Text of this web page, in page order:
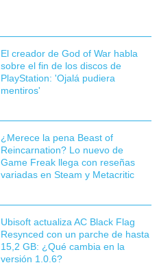
El creador de God of War habla
sobre el fin de los discos de
PlayStation: 'Ojalá pudiera
mentiros'
¿Merece la pena Beast of
Reincarnation? Lo nuevo de
Game Freak llega con reseñas
variadas en Steam y Metacritic
Ubisoft actualiza AC Black Flag
Resynced con un parche de hasta
15,2 GB: ¿Qué cambia en la
versión 1.0.6?